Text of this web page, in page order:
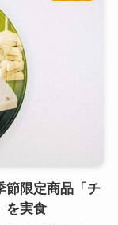
節限定商品「チ
を実食